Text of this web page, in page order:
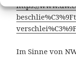
https://
Im Sinne von